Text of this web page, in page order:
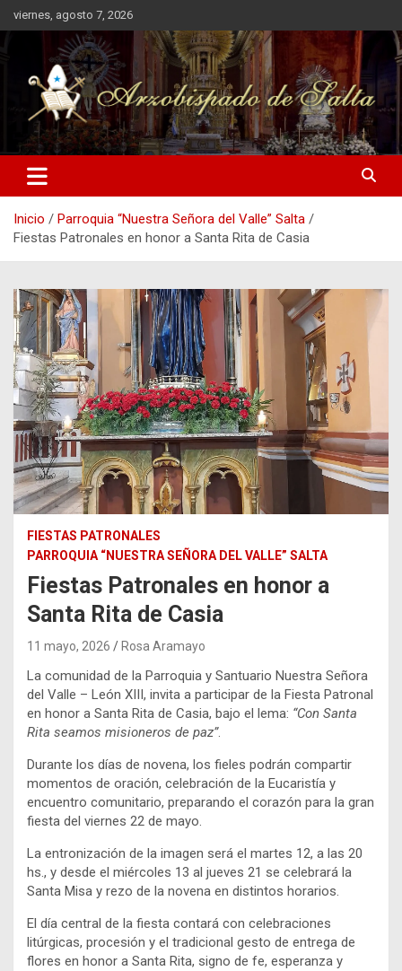
Saltar
al
contenido
viernes, agosto 7, 2026
Arzobispado de Salta
Arzobispado de Salta
Inicio
Parroquia “Nuestra Señora del Valle” Salta
Fiestas Patronales en honor a Santa Rita de Casia
FIESTAS PATRONALES
PARROQUIA “NUESTRA SEÑORA DEL VALLE” SALTA
Fiestas Patronales en honor a
Santa Rita de Casia
11 mayo, 2026 Rosa Aramayo
La comunidad de la Parroquia y Santuario Nuestra Señora
del Valle – León XIII, invita a participar de la Fiesta Patronal
en honor a Santa Rita de Casia, bajo el lema: “Con Santa
Rita seamos misioneros de paz”.
Durante los días de novena, los fieles podrán compartir
momentos de oración, celebración de la Eucaristía y
encuentro comunitario, preparando el corazón para la gran
fiesta del viernes 22 de mayo.
La entronización de la imagen será el martes 12, a las 20
hs., y desde el miércoles 13 al jueves 21 se celebrará la
Santa Misa y rezo de la novena en distintos horarios.
El día central de la fiesta contará con celebraciones
litúrgicas, procesión y el tradicional gesto de entrega de
flores en honor a Santa Rita, signo de fe, esperanza y